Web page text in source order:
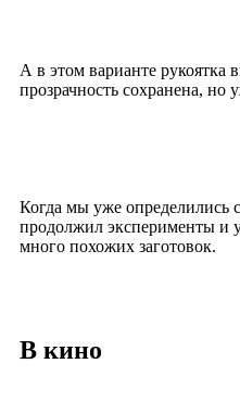
А в этом варианте рукоятка
прозрачность сохранена, но
Когда мы уже определились
продолжил эксперименты и
много похожих заготовок.
В кино